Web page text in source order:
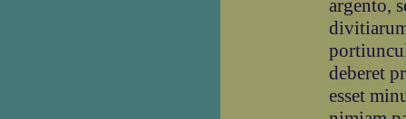
argento,
deberet
esset